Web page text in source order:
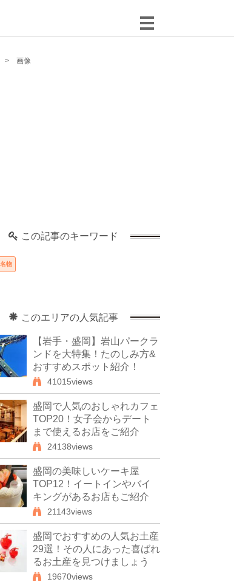
画像
この記事のキーワード
名物
このエリアの人気記事
【岩手・盛岡】岩山パークラ
ンドを大特集！たのしみ方&
おすすめスポット紹介！
41015views
盛岡で人気のおしゃれカフェ
TOP20！女子会からデート
まで使えるお店をご紹介
24138views
盛岡の美味しいケーキ屋
TOP12！イートインやバイ
キングがあるお店もご紹介
21143views
盛岡でおすすめの人気お土産
29選！その人にあった喜ばれ
るお土産を見つけましょう
19670views